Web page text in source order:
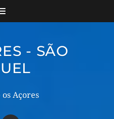
- SÃO
Açores